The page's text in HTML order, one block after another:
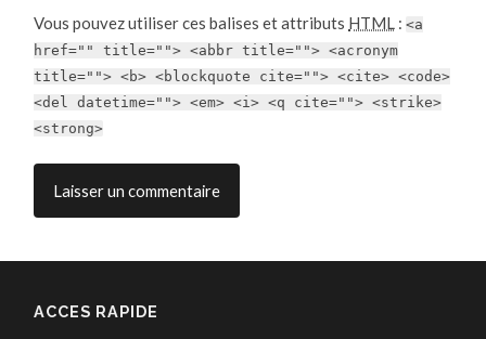
Vous pouvez utiliser ces balises et attributs HTML :<a
href="" title=""> <abbr title=""> <acronym
title=""> <b> <blockquote cite=""> <cite> <code>
<del datetime=""> <em> <i> <q cite=""> <strike>
<strong>
ACCES RAPIDE